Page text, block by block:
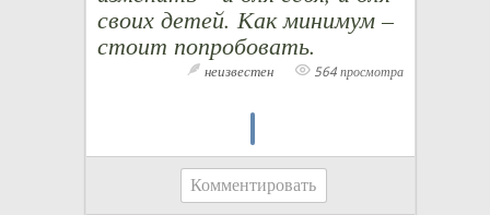
своих детей. Как минимум –
стоит попробовать.
неизвестен 564 просмотра
Комментировать